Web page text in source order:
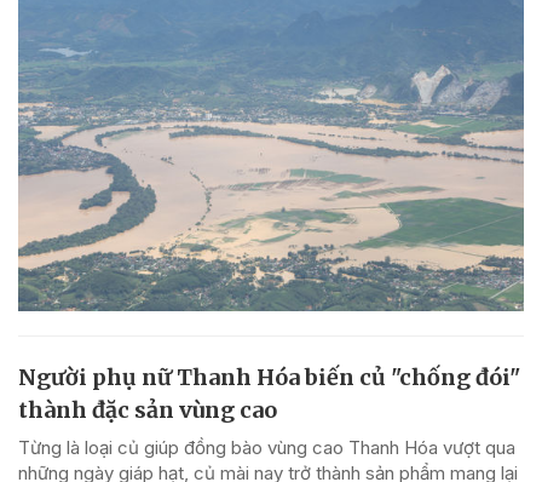
Người phụ nữ Thanh Hóa biến củ "chống đói"
thành đặc sản vùng cao
Từng là loại củ giúp đồng bào vùng cao Thanh Hóa vượt qua
những ngày giáp hạt, củ mài nay trở thành sản phẩm mang lại